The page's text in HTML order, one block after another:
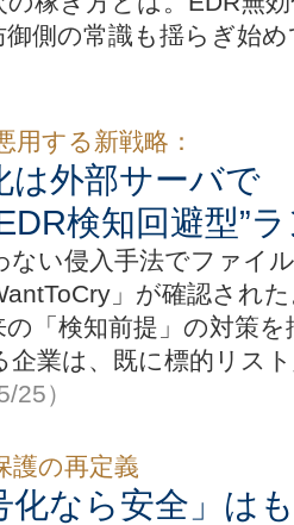
側の常識も揺らぎ始
用する新戦略：
は外部サーバで
検知回避型”
ない侵入手法でファイ
」が確認され
「検知前提」の対策
企業は、既に標的リス
25）
護の再定義
化なら安全」